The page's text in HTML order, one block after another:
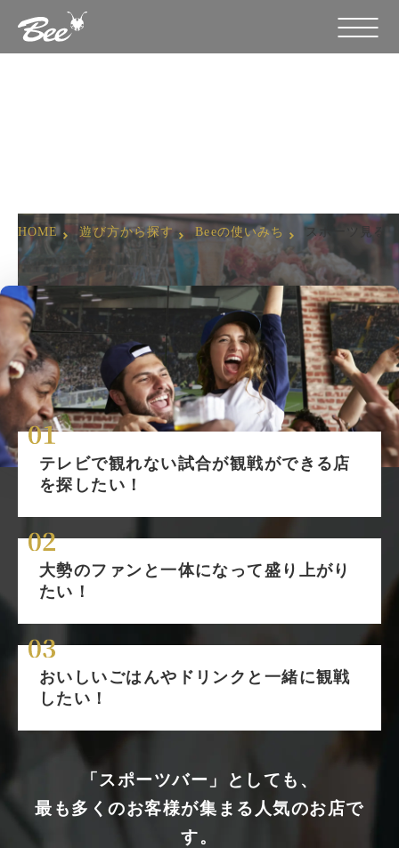
HOME 遊び方から探す Beeの使いみち スポーツ見る
テレビで観れない試合が観戦ができる店
を探したい！
大勢のファンと一体になって盛り上がり
たい！
おいしいごはんや ドリンクと一緒に観戦
したい！
「スポーツバー」としても、
最も多くのお客様が集まる人気のお店で
す。